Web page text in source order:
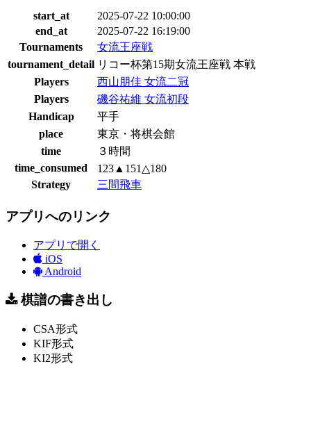
start_at
2025-07-22 10:00:00
end_at
2025-07-22 16:19:00
Tournaments
女流王座戦
tournament_detail リコー杯第15期女流王座戦 本戦
Players
西山朋佳 女流二冠
Players
磯谷祐維 女流初段
Handicap
平手
place
東京・将棋会館
time
３時間
time_consumed
123▲151△180
Strategy
三間飛車
アプリへのリンク
アプリで開く
iOS
Android
棋譜の書き出し
CSA形式
KIF形式
KI2形式